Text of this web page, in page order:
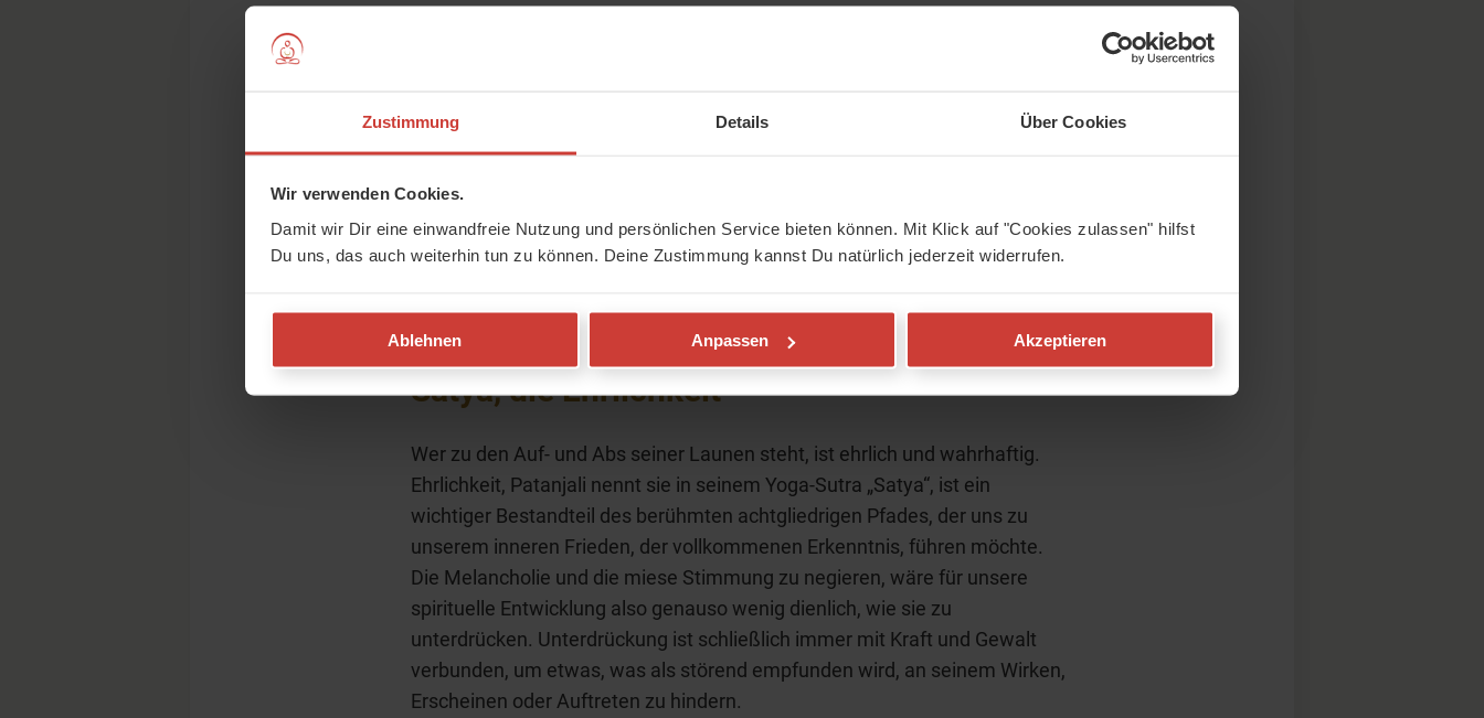
Zustimmung Details Über Cookies
Wir verwenden Cookies.
Damit wir Dir eine einwandfreie Nutzung und persönlichen Service bieten können. Mit Klick auf "Cookies zulassen" hilfst
Du uns, das auch weiterhin tun zu können. Deine Zustimmung kannst Du natürlich jederzeit widerrufen.
Ablehnen Anpassen Akzeptieren
müssen wir uns auch nicht dagegen wehren oder dagegen ankämpfen. Wir
können aber lernen, damit umzugehen. Im Yoga-Sutra heißt es übrigens
Bedeutung. Auch nicht schlechte Launen oder eine gepflegte Melancholie.
Ist das nicht beruhigend? Ich glaube darum auch, dass wir es uns erlauben
dürfen, einmal nicht zu lächeln und ich denke, der Erleuchtung wird das,
Satya, die Ehrlichkeit
Wer zu den Auf- und Abs seiner Launen steht, ist ehrlich und wahrhaftig.
Ehrlichkeit, Patanjali nennt sie in seinem Yoga-Sutra „Satya“, ist ein
wichtiger Bestandteil des berühmten achtgliedrigen Pfades, der uns zu
unserem inneren Frieden, der vollkommenen Erkenntnis, führen möchte.
Die Melancholie und die miese Stimmung zu negieren, wäre für unsere
spirituelle Entwicklung also genauso wenig dienlich, wie sie zu
unterdrücken. Unterdrückung ist schließlich immer mit Kraft und Gewalt
verbunden, um etwas, was als störend empfunden wird, an seinem Wirken,
Erscheinen oder Auftreten zu hindern.